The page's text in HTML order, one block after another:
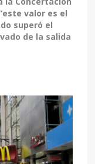
valor es el
superó el
de la salida